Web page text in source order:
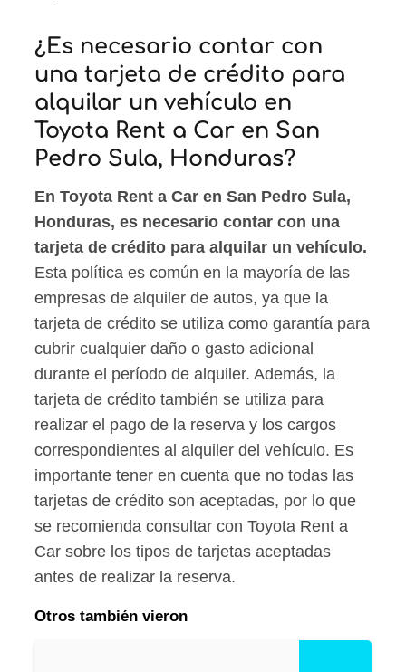
¿Es necesario contar con
una tarjeta de crédito para
alquilar un vehículo en
Toyota Rent a Car en San
Pedro Sula, Honduras?
En Toyota Rent a Car en San Pedro Sula,
Honduras, es necesario contar con una
tarjeta de crédito para alquilar un vehículo.
Esta política es común en la mayoría de las
empresas de alquiler de autos, ya que la
tarjeta de crédito se utiliza como garantía para
cubrir cualquier daño o gasto adicional
durante el período de alquiler. Además, la
tarjeta de crédito también se utiliza para
realizar el pago de la reserva y los cargos
correspondientes al alquiler del vehículo. Es
importante tener en cuenta que no todas las
tarjetas de crédito son aceptadas, por lo que
se recomienda consultar con Toyota Rent a
Car sobre los tipos de tarjetas aceptadas
antes de realizar la reserva.
Otros también vieron